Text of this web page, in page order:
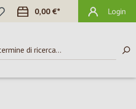
HAI 0 ARTICOLI NELLA LISTA DEI
0,00 €* Login